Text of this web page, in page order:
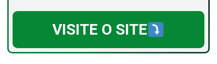
VISITE O SITE